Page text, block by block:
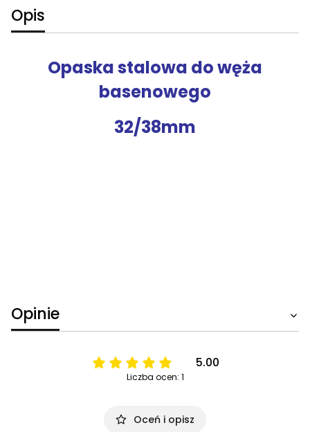
Opis
Opaska stalowa do węża
basenowego
32/38mm
Opinie
5.00
Liczba ocen: 1
Oceń i opisz